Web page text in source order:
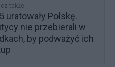
także
uratowały Polskę.
nie przebierali w
by podważyć ich